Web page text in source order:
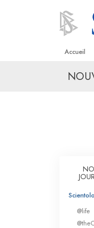
Accueil
@life